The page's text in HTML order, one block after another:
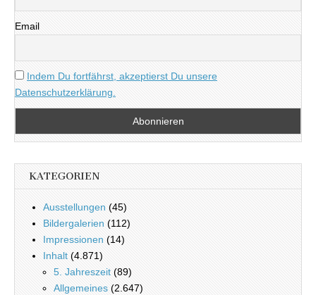
Email
Indem Du fortfährst, akzeptierst Du unsere
Datenschutzerklärung.
KATEGORIEN
Ausstellungen (45)
Bildergalerien (112)
Impressionen (14)
Inhalt (4.871)
5. Jahreszeit (89)
Allgemeines (2.647)